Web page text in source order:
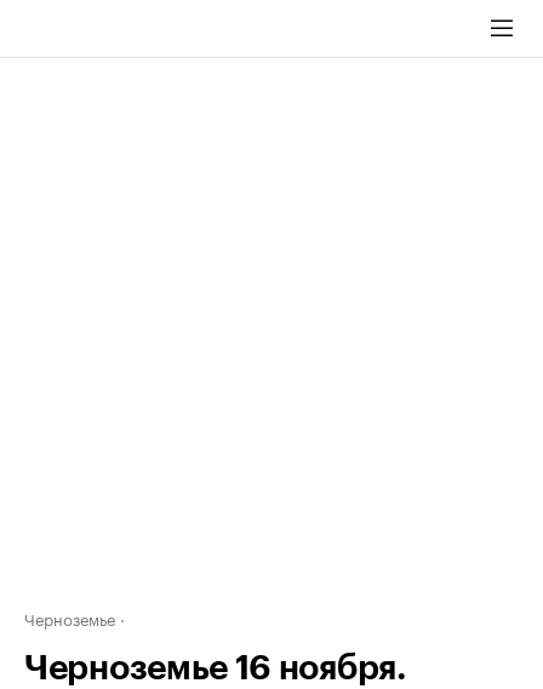
Черноземье
Черноземье 16 ноября.